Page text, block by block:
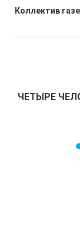
Коллектив
ЧЕТЫРЕ